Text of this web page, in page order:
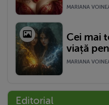
MARIANA
Cei mai
viață
MARIANA
Editorial